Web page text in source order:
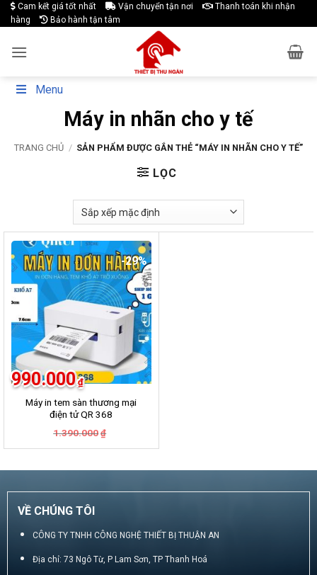
Skip
to
Cam kết giá tốt nhất Vận chuyển tận nơi
Thanh toán khi nhận
hàng
Bảo hành tận tâm
Menu
Máy in nhãn cho y tế
TRANG CHỦ / SẢN PHẨM ĐƯỢC GẮN THẺ “MÁY IN NHÃN CHO Y TẾ”
LỌC
-29%
Máy in tem sàn thương mại
điện tử QR 368
1.390.000 ₫
là:
990.000 ₫
tại
990.000₫.
VỀ CHÚNG TÔI
CÔNG TY TNHH CÔNG NGHỆ THIẾT BỊ THUẬN AN
Địa chỉ: 73 Ngô Từ, P Lam Sơn, TP Thanh Hoá